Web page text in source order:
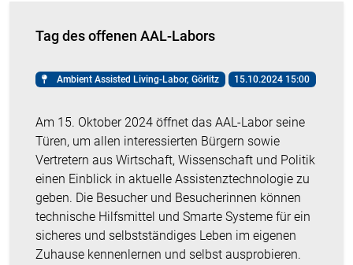
Tag des offenen AAL-Labors
Ambient Assisted Living-Labor, Görlitz 15.10.2024 15:00
Am 15. Oktober 2024 öffnet das AAL-Labor seine
Türen, um allen interessierten Bürgern sowie
Vertretern aus Wirtschaft, Wissenschaft und Politik
einen Einblick in aktuelle Assistenztechnologie zu
geben. Die Besucher und Besucherinnen können
technische Hilfsmittel und Smarte Systeme für ein
sicheres und selbstständiges Leben im eigenen
Zuhause kennenlernen und selbst ausprobieren.